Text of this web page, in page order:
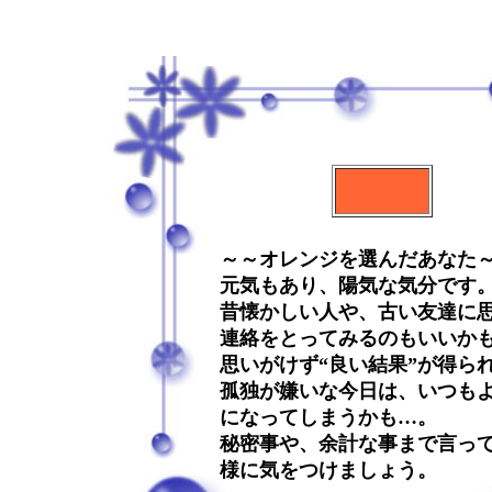
～～オレンジを選んだあなた
元気もあり、陽気な気分です
昔懐かしい人や、古い友達に
連絡をとってみるのもいいか
思いがけず“良い結果”が得ら
孤独が嫌いな今日は、いつも
になってしまうかも…。
秘密事や、余計な事まで言っ
様に気をつけましょう。